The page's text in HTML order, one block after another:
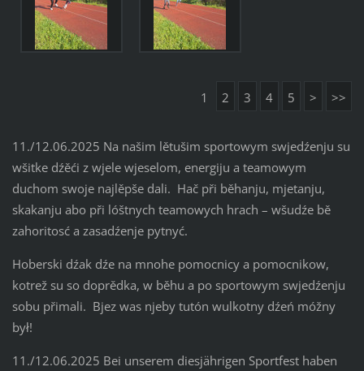
1 2 3 4 5 > >>
11./12.06.2025 Na našim lětušim sportowym swjedźenju su
wšitke dźěći z wjele wjeselom, energiju a teamowym
duchom swoje najlěpše dali. Hač při běhanju, mjetanju,
skakanju abo při lóštnych teamowych hrach – wšudźe bě
zahoritosć a zasadźenje pytnyć.
Hoberski dźak dźe na mnohe pomocnicy a pomocnikow,
kotrež su so doprědka, w běhu a po sportowym swjedźenju
sobu přimali. Bjez was njeby tutón wulkotny dźeń móžny
był!
11./12.06.2025 Bei unserem diesjährigen Sportfest haben